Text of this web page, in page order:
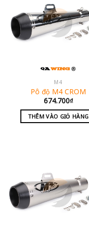
M4
Pô độ M4 CROM
674.700₫
THÊM VÀO GIỎ HÀNG